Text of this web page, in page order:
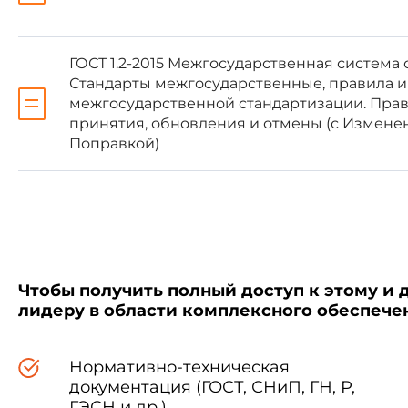
Армения
Беларусь
Россия
4 Приказом
ГОСТ 1.2-2015 Межгосударственная
Стандарты межгосударственные, правила
межгосударственной стандартизации.
принятия, обновления и отмены (с
Поправкой)
Чтобы получить полный доступ к этому и
лидеру в области комплексного
Нормативно-техническая
документация (ГОСТ, СНиП, ГН, Р,